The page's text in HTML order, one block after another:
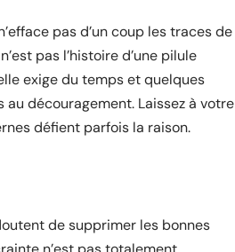
pas d’un coup les traces de
pas l’histoire d’une pilule
exige du temps et quelques
découragement. Laissez à votre
défient parfois la raison.
de supprimer les bonnes